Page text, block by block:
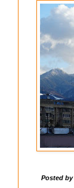
Posted by